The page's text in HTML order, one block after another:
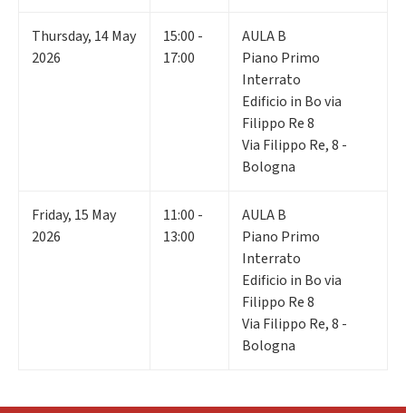
Thursday, 14May
2026
15:00 -
17:00
AULA B
Piano Primo
Interrato
Edificio in Bo via
Filippo Re 8
Via Filippo Re, 8 -
Bologna
Friday, 15 May
2026
11:00 -
13:00
AULA B
Piano Primo
Interrato
Edificio in Bo via
Filippo Re 8
Via Filippo Re, 8 -
Bologna